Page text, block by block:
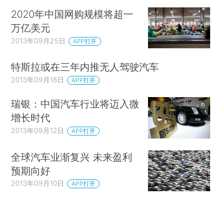
2020年中国网购规模将超一
万亿美元
2013年09月25日 APP打开
特斯拉或在三年内推无人驾驶汽车
2013年09月18日 APP打开
瑞银：中国汽车行业将迈入微
增长时代
2013年09月12日 APP打开
全球汽车业渐复兴 未来盈利
预期向好
2013年09月10日 APP打开